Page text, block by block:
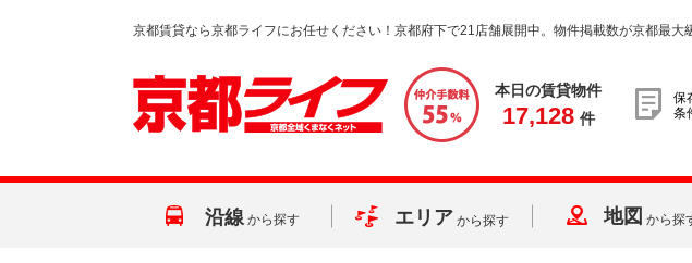
京都賃貸なら京都ライフにお任せください！京都府下で21店舗展開中。物件掲載数が京都最大
本日の賃貸物件
17,128 件
保
条
沿線 から探す エリア から探す 地図 から探